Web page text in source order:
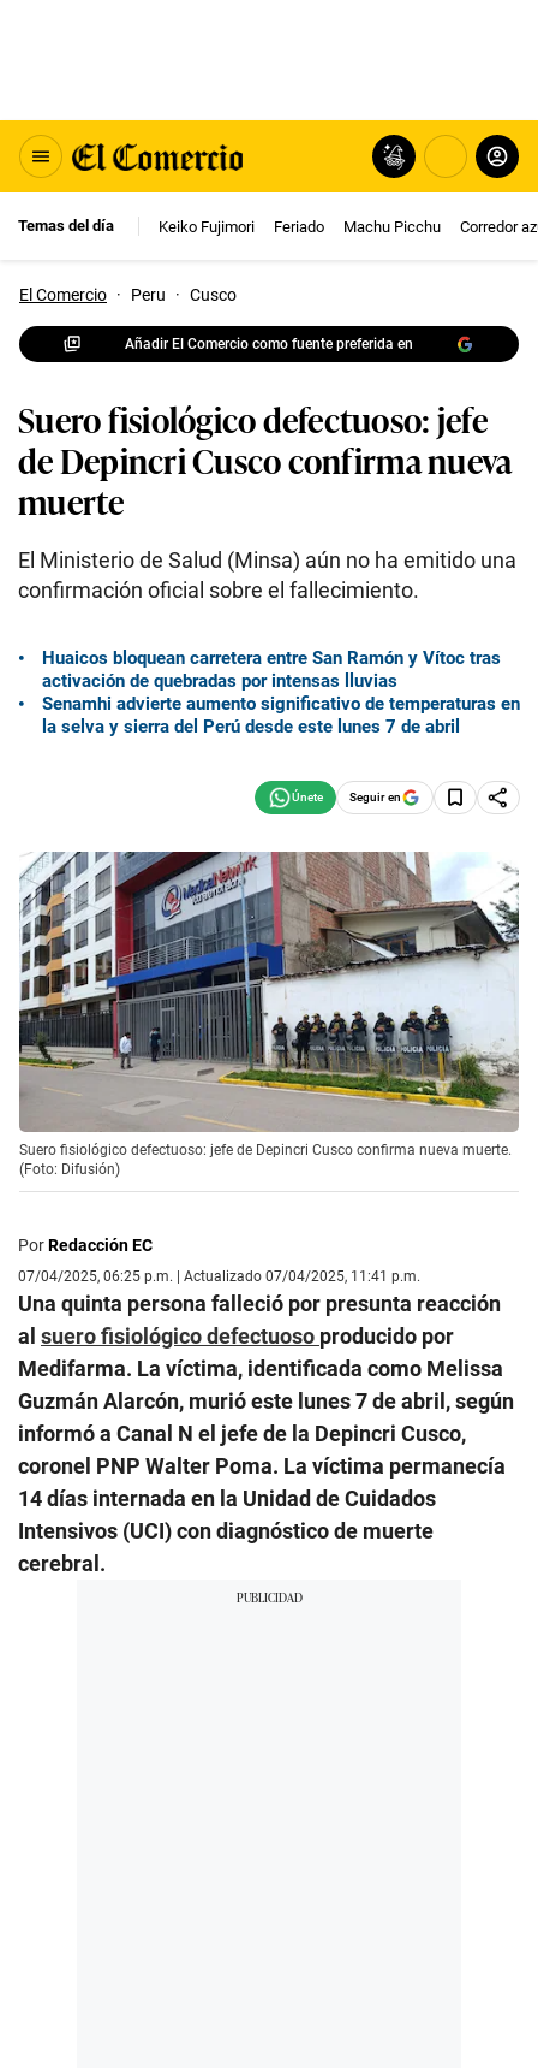
Temas del día Keiko Fujimori Feriado Machu Picchu Corredor
El Comercio · Peru · Cusco
Añadir El Comercio como fuente preferida en
Suero fisiológico defectuoso: jefe
de Depincri Cusco confirma nueva
muerte
El Ministerio de Salud (Minsa) aún no ha emitido una
confirmación oficial sobre el fallecimiento.
Huaicos bloquean carretera entre San Ramón y Vítoc tras
activación de quebradas por intensas lluvias
Senamhi advierte aumento significativo de temperaturas en
la selva y sierra del Perú desde este lunes 7 de abril
Seguir en
Suero fisiológico defectuoso: jefe de Depincri Cusco confirma nueva muerte.
(Foto: Difusión)
PorRedacción EC
07/04/2025, 06:25 p.m. | Actualizado 07/04/2025, 11:41 p.m.
Una quinta persona falleció por presunta reacción
al suero fisiológico defectuoso producido por
Medifarma. La víctima, identificada como Melissa
Guzmán Alarcón, murió este lunes 7 de abril, según
informó a Canal N el jefe de la Depincri Cusco,
coronel PNP Walter Poma. La víctima permanecía
14 días internada en la Unidad de Cuidados
Intensivos (UCI) con diagnóstico de muerte
cerebral.